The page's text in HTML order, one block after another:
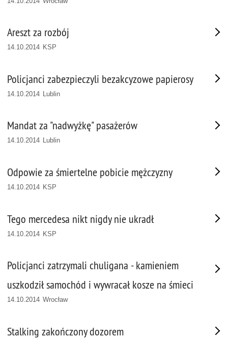
Areszt za rozbój
14.10.2014 KSP
Policjanci zabezpieczyli bezakcyzowe papierosy
14.10.2014 Lublin
Mandat za "nadwyżkę" pasażerów
14.10.2014 Lublin
Odpowie za śmiertelne pobicie mężczyzny
14.10.2014 KSP
Tego mercedesa nikt nigdy nie ukradł
14.10.2014 KSP
Policjanci zatrzymali chuligana - kamieniem
uszkodził samochód i wywracał kosze na śmieci
14.10.2014 Wrocław
Stalking zakończony dozorem